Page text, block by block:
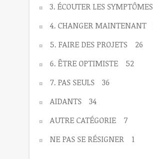
3. ÉCOUTER LES SYMPTÔMES
4. CHANGER MAINTENANT
5. FAIRE DES PROJETS
26
6. ÊTRE OPTIMISTE
52
7. PAS SEULS
36
AIDANTS
34
AUTRE CATÉGORIE
7
NE PAS SE RÉSIGNER
1